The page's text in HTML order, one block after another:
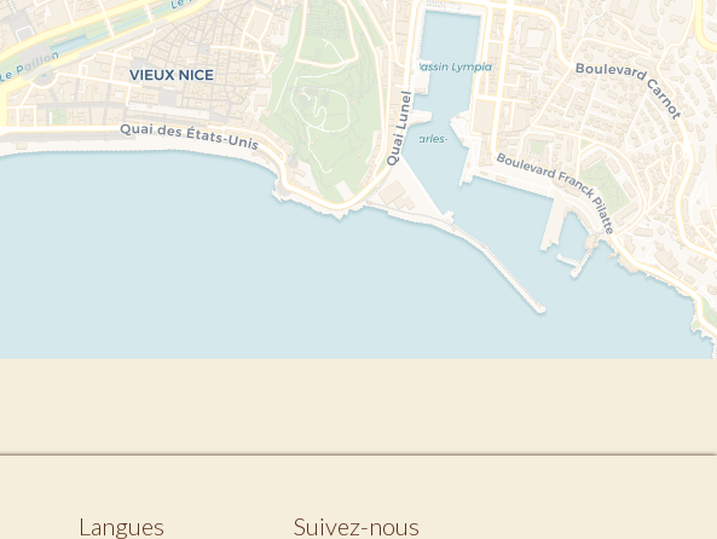
Langues Suivez-nous